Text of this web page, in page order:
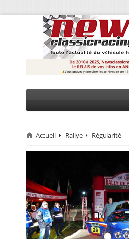
CIRCUIT
MONTAGNE
EVÈNEMENTS
CALENDRIER
Accueil Rallye Régularité